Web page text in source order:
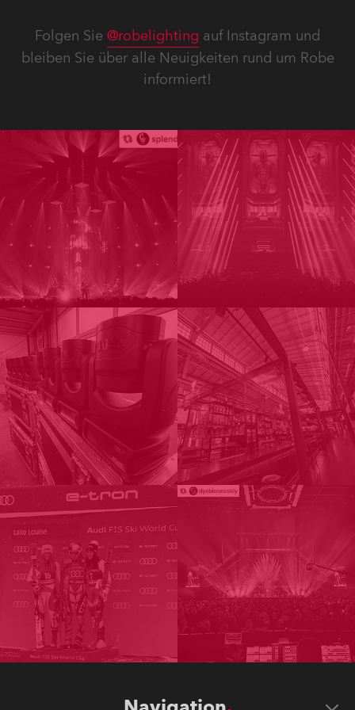
Folgen Sie @robelighting auf Instagram und
bleiben Sie über alle Neuigkeiten rund um Robe
informiert!